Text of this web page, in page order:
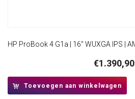
€1.390,90
Toevoegen aan winkelwagen